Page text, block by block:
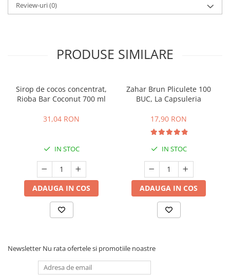
Review-uri(0)
PRODUSE SIMILARE
Sirop de cocos concentrat,
Rioba Bar Coconut 700 ml
31,04 RON
IN STOC
ADAUGA IN COS
Zahar Brun Pliculete 100
BUC, La Capsuleria
17,90 RON
IN STOC
ADAUGA IN COS
Newsletter Nu rata ofertele si promotiile noastre